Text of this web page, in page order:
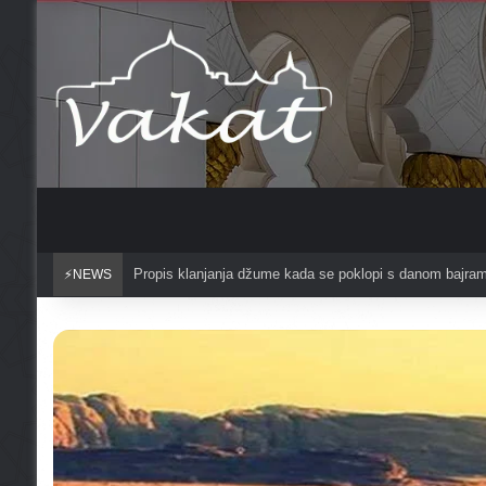
⚡NEWS Propis klanjanja džume kada se poklopi s danom